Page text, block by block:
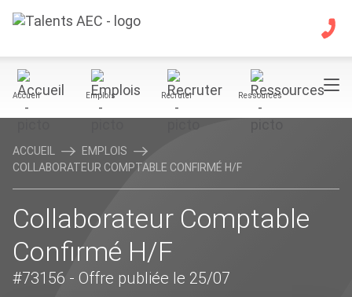
Accueil Emplois Recruter Ressources
ACCUEIL
EMPLOIS
COLLABORATEUR COMPTABLE CONFIRMÉ H/F
Collaborateur Comptable
Confirmé H/F
#73156 - Offre publiée le 25/07